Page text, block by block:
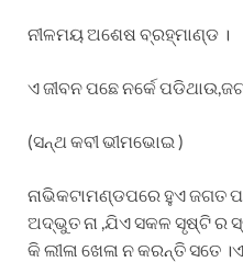
ନୀଳମୟ ଅଶେଷ ବ୍ରହ୍ମାଣ୍ଡ ।
ଏ ଜୀବନ ପଛେ ନର୍କେ
(ସନ୍ଥ କବୀ ଭୀମଭୋଇ )
ନାଭିକଟାମଣ୍ଡପରେ ହୁଏ ଜଗତ
ଅଦ୍ଭୁତ ନା ,ଯିଏ ସକଳ ସୃଷ୍ଟି ର
କି ଲୀଳା ଖେଳା ନ କରନ୍ତି ସତେ